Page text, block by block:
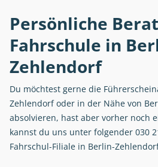
Persönliche
Fahrschule in
Zehlendorf
Du möchtest gerne die
Zehlendorf oder in der Nähe von
absolvieren, hast aber vorher noch
kannst du uns unter folgender 030
Fahrschul-Filiale in Berlin-